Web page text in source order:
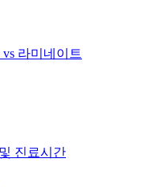
라미네이트
진료시간